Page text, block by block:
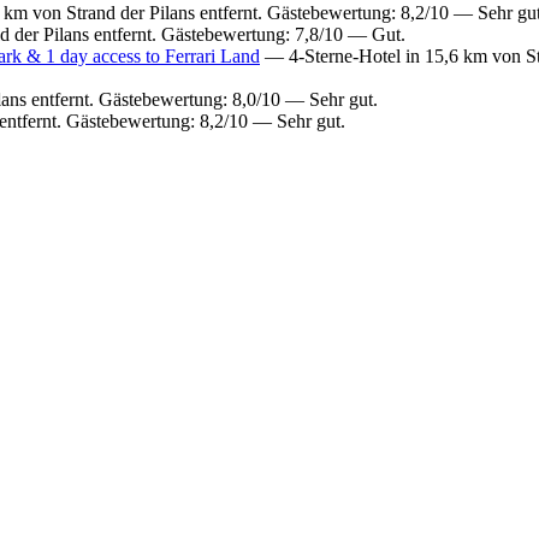
von Strand der Pilans entfernt. Gästebewertung: 8,2/10 — Sehr
Pilans entfernt. Gästebewertung: 7,8/10 — Gut.
& 1 day access to Ferrari Land — 4-Sterne-Hotel in 15,6 km von
entfernt. Gästebewertung: 8,0/10 — Sehr gut.
Gästebewertung: 8,2/10 — Sehr gut.